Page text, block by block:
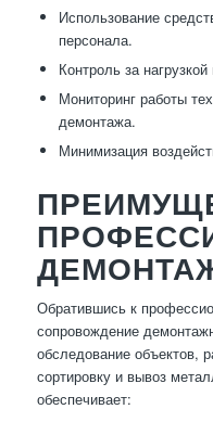
Использование
персонала.
Контроль за
Мониторинг работы
демонтажа.
Минимизация
Обратившись к
сопровождение
обследование объектов,
сортировку и вывоз
обеспечивает: